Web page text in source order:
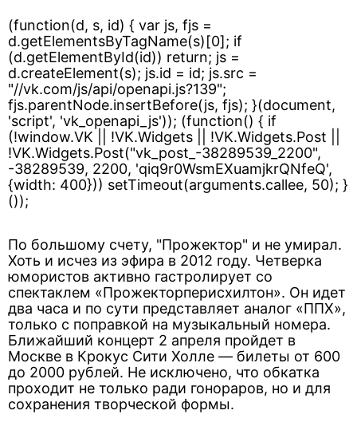
(function(d, s, id) { var js, fjs =
d.getElementsByTagName(s)[0]; if
(d.getElementById(id)) return; js =
d.createElement(s); js.id = id; js.src =
"//vk.com/js/api/openapi.js?139";
fjs.parentNode.insertBefore(js, fjs); }(document,
'script', 'vk_openapi_js')); (function() { if
(!window.VK || !VK.Widgets || !VK.Widgets.Post ||
!VK.Widgets.Post("vk_post_-38289539_2200",
-38289539, 2200, 'qiq9r0WsmEXuamjkrQNfeQ',
{width: 400})) setTimeout(arguments.callee, 50); }
());
По большому счету, "Прожектор" и не умирал.
Хоть и исчез из эфира в 2012 году. Четверка
юмористов активно гастролирует со
спектаклем «Прожекторперисхилтон». Он идет
два часа и по сути представляет аналог «ППХ»,
только с поправкой на музыкальный номера.
Ближайший концерт 2 апреля пройдет в
Москве в Крокус Сити Холле — билеты от 600
до 2000 рублей. Не исключено, что обкатка
проходит не только ради гонораров, но и для
сохранения творческой формы.